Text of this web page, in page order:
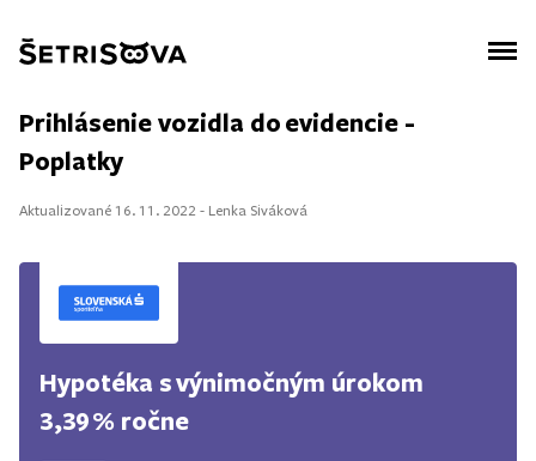
Prihlásenie vozidla do evidencie -
Poplatky
Aktualizované 16. 11. 2022 - Lenka Siváková
Hypotéka s výnimočným úrokom
3,39 % ročne